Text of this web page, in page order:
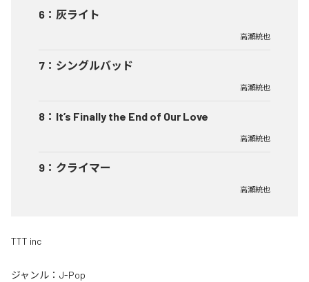
6 ： 灰ライト
高瀬統也
7 ： シングルバッド
高瀬統也
8 ： It’s Finally the End of Our Love
高瀬統也
9 ： クライマー
高瀬統也
TTT inc
ジャンル： J-Pop